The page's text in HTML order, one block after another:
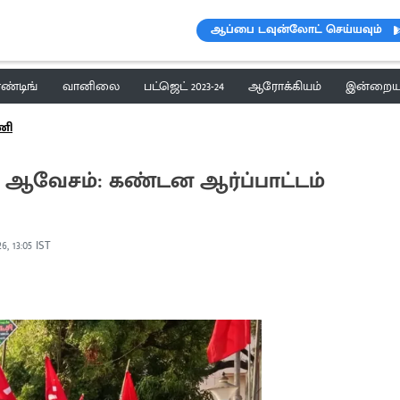
ஆப்பை டவுன்லோட் செய்யவும்
வானிலை பட்ஜெட் 2023-24 ஆரோக்கியம் இன்றைய
ஆவேசம்: கண்டன ஆர்ப்பாட்டம்
13:05 IST